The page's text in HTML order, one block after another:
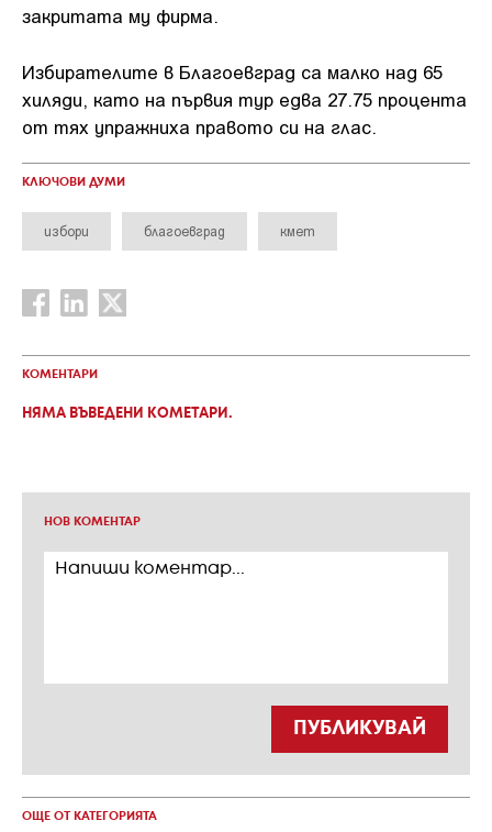
закритата му фирма.
Избирателите в Благоевград са малко над 65
хиляди, като на първия тур едва 27.75 процента
от тях упражниха правото си на глас.
КЛЮЧОВИ ДУМИ
избори благоевград кмет
КОМЕНТАРИ
НЯМА ВЪВЕДЕНИ КОМЕТАРИ.
НОВ КОМЕНТАР
ПУБЛИКУВАЙ
ОЩЕ ОТ КАТЕГОРИЯТА